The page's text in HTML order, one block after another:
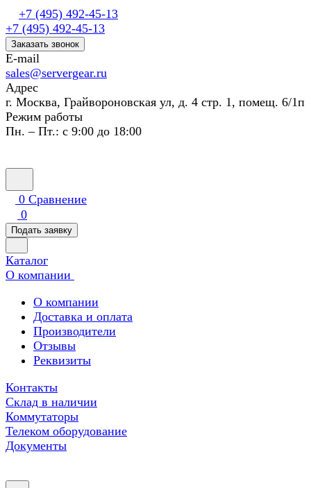
+7 (495) 492-45-13
+7 (495) 492-45-13
Заказать звонок
E-mail
sales@servergear.ru
Адрес
г. Москва, Грайвороновская ул, д. 4 стр. 1, помещ. 6/1п
Режим работы
Пн. – Пт.: с 9:00 до 18:00
0 Сравнение
0
Подать заявку
Каталог
О компании
О компании
Доставка и оплата
Производители
Отзывы
Реквизиты
Контакты
Склад в наличии
Коммутаторы
Телеком оборудование
Документы